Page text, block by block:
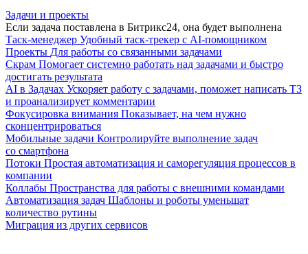
Задачи и проекты
Если задача поставлена в Битрикс24, она будет выполнена
Таск-менеджер Удобный таск-трекер с AI-помощником
Проекты Для работы со связанными задачами
Скрам Помогает системно работать над задачами и быстро
достигать результата
AI в Задачах Ускоряет работу с задачами, поможет написать ТЗ
и проанализирует комментарии
Фокусировка внимания Показывает, на чем нужно
сконцентрироваться
Мобильные задачи Контролируйте выполнение задач
со смартфона
Потоки Простая автоматизация и саморегуляция процессов в
компании
Коллабы Пространства для работы с внешними командами
Автоматизация задач Шаблоны и роботы уменьшат
количество рутины
Миграция из других сервисов